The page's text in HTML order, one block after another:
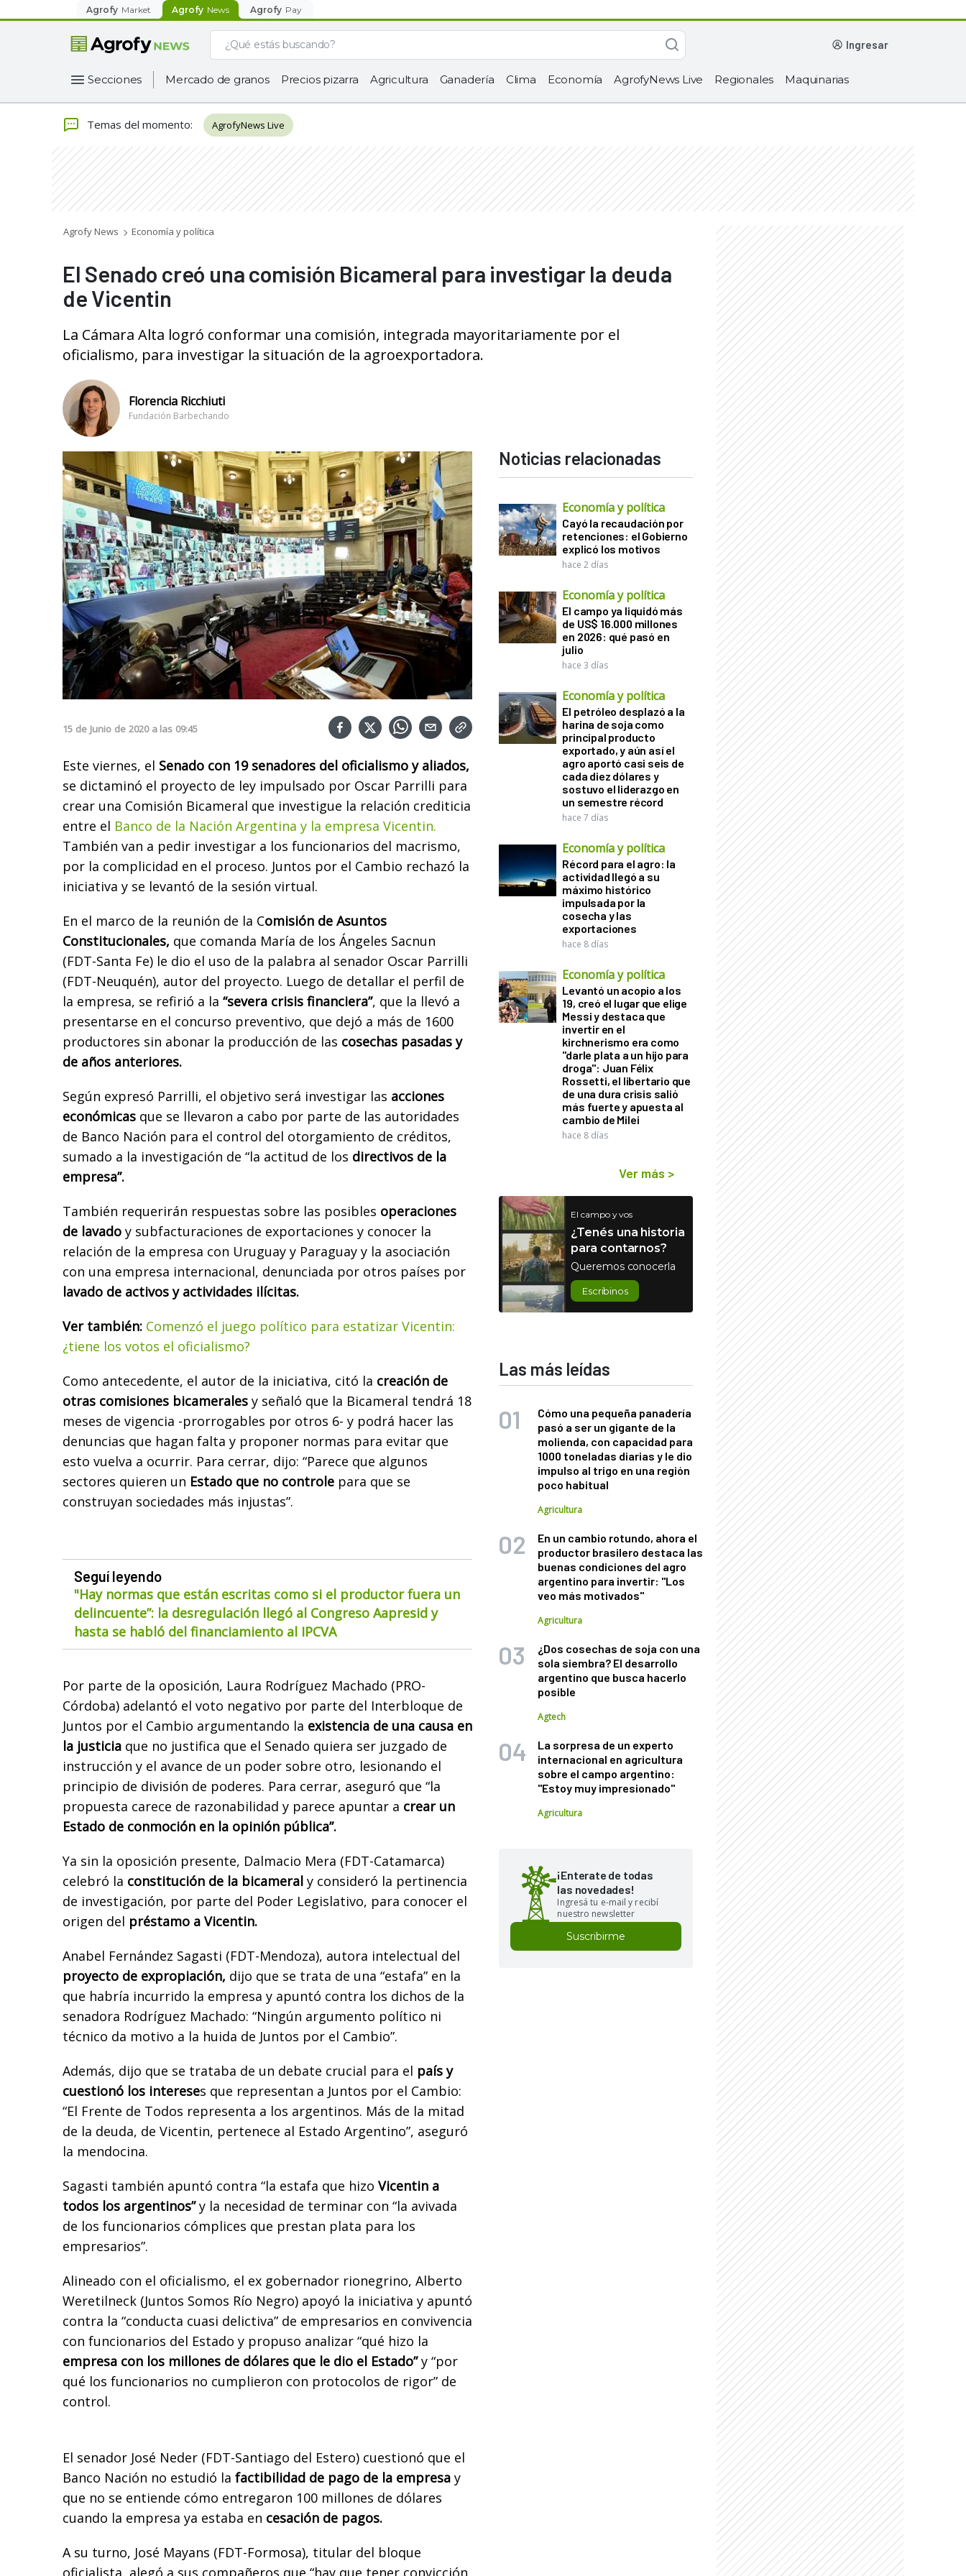
Agrofy Market Agrofy News Agrofy Pay
ingresar
Secciones Mercado de granos Precios pizarra Agricultura Ganadería Clima Economía AgrofyNews Live Regionales Maquinarias
Temas del momento: AgrofyNews Live
Agrofy News Economía y política
El Senado creó una comisión Bicameral para investigar la deuda
de Vicentin
La Cámara Alta logró conformar una comisión, integrada mayoritariamente por el
oficialismo, para investigar la situación de la agroexportadora.
Florencia Ricchiuti
Fundación Barbechando
15 de Junio de 2020 a las 09:45
Este viernes, el Senado con 19 senadores del oficialismo y aliados,
se dictaminó el proyecto de ley impulsado por Oscar Parrilli para
crear una Comisión Bicameral que investigue la relación crediticia
entre el Banco de la Nación Argentina y la empresa Vicentin.
También van a pedir investigar a los funcionarios del macrismo,
por la complicidad en el proceso. Juntos por el Cambio rechazó la
iniciativa y se levantó de la sesión virtual.
En el marco de la reunión de la Comisión de Asuntos
Constitucionales, que comanda María de los Ángeles Sacnun
(FDT-Santa Fe) le dio el uso de la palabra al senador Oscar Parrilli
(FDT-Neuquén), autor del proyecto. Luego de detallar el perfil de
la empresa, se refirió a la “severa crisis financiera”, que la llevó a
presentarse en el concurso preventivo, que dejó a más de 1600
productores sin abonar la producción de las cosechas pasadas y
de años anteriores.
Según expresó Parrilli, el objetivo será investigar las acciones
económicas que se llevaron a cabo por parte de las autoridades
de Banco Nación para el control del otorgamiento de créditos,
sumado a la investigación de “la actitud de los directivos de la
empresa”.
También requerirán respuestas sobre las posibles operaciones
de lavado y subfacturaciones de exportaciones y conocer la
relación de la empresa con Uruguay y Paraguay y la asociación
con una empresa internacional, denunciada por otros países por
lavado de activos y actividades ilícitas.
Ver también: Comenzó el juego político para estatizar Vicentin:
¿tiene los votos el oficialismo?
Como antecedente, el autor de la iniciativa, citó la creación de
otras comisiones bicamerales y señaló que la Bicameral tendrá 18
meses de vigencia -prorrogables por otros 6- y podrá hacer las
denuncias que hagan falta y proponer normas para evitar que
esto vuelva a ocurrir. Para cerrar, dijo: “Parece que algunos
sectores quieren un Estado que no controle para que se
construyan sociedades más injustas”.
Seguí leyendo
"Hay normas que están escritas como si el productor fuera un
delincuente”: la desregulación llegó al Congreso Aapresid y
hasta se habló del financiamiento al IPCVA
Por parte de la oposición, Laura Rodríguez Machado (PRO-
Córdoba) adelantó el voto negativo por parte del Interbloque de
Juntos por el Cambio argumentando la existencia de una causa en
la justicia que no justifica que el Senado quiera ser juzgado de
instrucción y el avance de un poder sobre otro, lesionando el
principio de división de poderes. Para cerrar, aseguró que “la
propuesta carece de razonabilidad y parece apuntar a crear un
Estado de conmoción en la opinión pública”.
Ya sin la oposición presente, Dalmacio Mera (FDT-Catamarca)
celebró la constitución de la bicameral y consideró la pertinencia
de investigación, por parte del Poder Legislativo, para conocer el
origen del préstamo a Vicentin.
Anabel Fernández Sagasti (FDT-Mendoza), autora intelectual del
proyecto de expropiación, dijo que se trata de una “estafa” en la
que habría incurrido la empresa y apuntó contra los dichos de la
senadora Rodríguez Machado: “Ningún argumento político ni
técnico da motivo a la huida de Juntos por el Cambio”.
Además, dijo que se trataba de un debate crucial para el país y
cuestionó los intereses que representan a Juntos por el Cambio:
“El Frente de Todos representa a los argentinos. Más de la mitad
de la deuda, de Vicentin, pertenece al Estado Argentino”, aseguró
la mendocina.
Sagasti también apuntó contra “la estafa que hizo Vicentin a
todos los argentinos”y la necesidad de terminar con “la avivada
de los funcionarios cómplices que prestan plata para los
empresarios”.
Alineado con el oficialismo, el ex gobernador rionegrino, Alberto
Weretilneck (Juntos Somos Río Negro) apoyó la iniciativa y apuntó
contra la “conducta cuasi delictiva” de empresarios en convivencia
con funcionarios del Estado y propuso analizar “qué hizo la
empresa con los millones de dólares que le dio el Estado”y “por
qué los funcionarios no cumplieron con protocolos de rigor” de
control.
El senador José Neder (FDT-Santiago del Estero) cuestionó que el
Banco Nación no estudió la factibilidad de pago de la empresa y
que no se entiende cómo entregaron 100 millones de dólares
cuando la empresa ya estaba en cesación de pagos.
A su turno, José Mayans (FDT-Formosa), titular del bloque
oficialista, alegó a sus compañeros que “hay que tener convicción,
Noticias relacionadas
Economía y política
Cayó la recaudación por
retenciones: el Gobierno
explicó los motivos
hace 2 días
Economía y política
El campo ya liquidó más
de US$ 16.000 millones
en 2026: qué pasó en
julio
hace 3 días
Economía y política
El petróleo desplazó a la
harina de soja como
principal producto
exportado, y aún así el
agro aportó casi seis de
cada diez dólares y
sostuvo el liderazgo en
un semestre récord
hace 7 días
Economía y política
Récord para el agro: la
actividad llegó a su
máximo histórico
impulsada por la
cosecha y las
exportaciones
hace 8 días
Economía y política
Levantó un acopio a los
19, creó el lugar que elige
Messi y destaca que
invertir en el
kirchnerismo era como
"darle plata a un hijo para
droga": Juan Félix
Rossetti, el libertario que
de una dura crisis salió
más fuerte y apuesta al
cambio de Milei
hace 8 días
Ver más >
El campo y vos
¿Tenés una historia
para contarnos?
Queremos conocerla
Escribinos
Las más leídas
Cómo una pequeña panadería
pasó a ser un gigante de la
molienda, con capacidad para
1000 toneladas diarias y le dio
impulso al trigo en una región
poco habitual
Agricultura
En un cambio rotundo, ahora el
productor brasilero destaca las
buenas condiciones del agro
argentino para invertir: "Los
veo más motivados"
Agricultura
¿Dos cosechas de soja con una
sola siembra? El desarrollo
argentino que busca hacerlo
posible
Agtech
La sorpresa de un experto
internacional en agricultura
sobre el campo argentino:
"Estoy muy impresionado"
Agricultura
¡Enterate de todas
las novedades!
Ingresá tu e-mail y recibí
nuestro newsletter
Suscribirme